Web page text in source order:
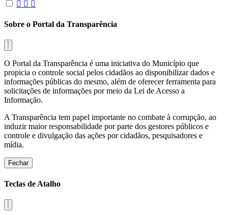
Sobre o Portal da Transparência
O Portal da Transparência é uma iniciativa do Município que
propicia o controle social pelos cidadãos ao disponibilizar dados e
informações públicas do mesmo, além de oferecer ferramenta para
solicitações de informações por meio da Lei de Acesso a
Informação.
A Transparência tem papel importante no combate à corrupção, ao
induzir maior responsabilidade por parte dos gestores públicos e
controle e divulgação das ações por cidadãos, pesquisadores e
mídia.
Fechar
Teclas de Atalho